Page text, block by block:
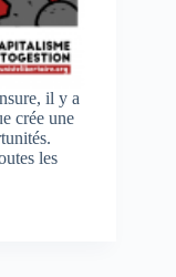
il y a
crée une
les